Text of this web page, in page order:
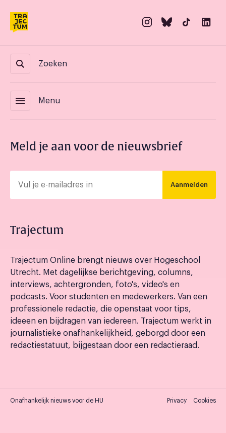
Zoeken
menu Menu
Meld je aan voor de nieuwsbrief
Aanmelden
Trajectum
Trajectum Online brengt nieuws over Hogeschool
Utrecht. Met dagelijkse berichtgeving, columns,
interviews, achtergronden, foto's, video's en
podcasts. Voor studenten en medewerkers. Van een
professionele redactie, die openstaat voor tips,
ideeen en bijdragen van iedereen. Trajectum werkt in
journalistieke onafhankelijkheid, geborgd door een
redactiestatuut, bijgestaan door een redactieraad.
Onafhankelijk nieuws voor de HU Privacy Cookies